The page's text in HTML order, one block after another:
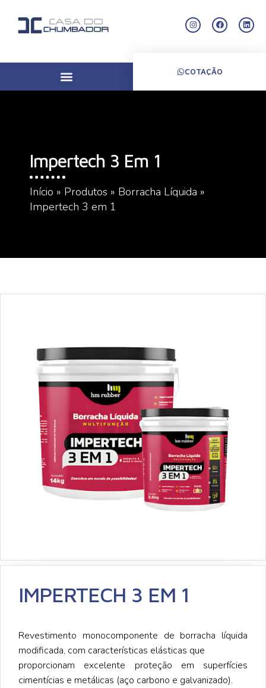
COTAÇÃO
Impertech 3 Em 1
Início » Produtos » Borracha Líquida »
Impertech 3 em 1
IMPERTECH 3 EM 1
Revestimento monocomponente de borracha líquida
modificada, com características elásticas que
proporcionam excelente proteção em superfícies
cimentícias e metálicas (aço carbono e galvanizado).